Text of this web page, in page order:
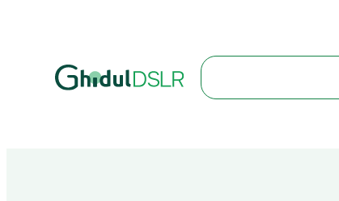
Search